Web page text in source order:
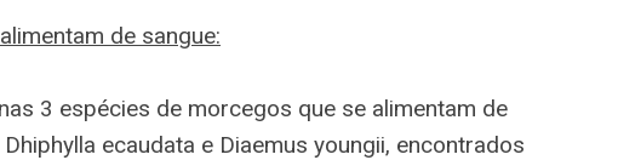
de sangue:
3 espécies de morcegos que se alimentam de
ecaudata e Diaemus youngii, encontrados